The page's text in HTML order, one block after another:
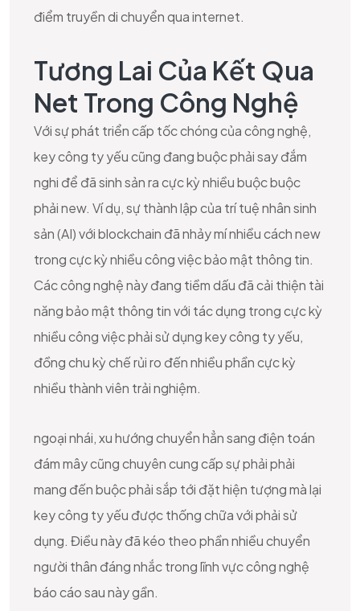
điểm truyền di chuyển qua internet.
Tương Lai Của Kết Qua
Net Trong Công Nghệ
Với sự phát triển cấp tốc chóng của công nghệ,
key công ty yếu cũng đang buộc phải say đắm
nghi để đã sinh sản ra cực kỳ nhiều buộc buộc
phải new. Ví dụ, sự thành lập của trí tuệ nhân sinh
sản (AI) với blockchain đã nhảy mí nhiều cách new
trong cực kỳ nhiều công việc bảo mật thông tin.
Các công nghệ này đang tiềm dấu đã cải thiện tài
năng bảo mật thông tin với tác dụng trong cực kỳ
nhiều công việc phải sử dụng key công ty yếu,
đồng chu kỳ chế rủi ro đến nhiều phần cực kỳ
nhiều thành viên trải nghiệm.
ngoại nhái, xu hướng chuyển hẳn sang điện toán
đám mây cũng chuyên cung cấp sự phải phải
mang đến buộc phải sắp tới đặt hiện tượng mà lại
key công ty yếu được thống chữa với phải sử
dụng. Điều này đã kéo theo phần nhiều chuyển
người thân đáng nhắc trong lĩnh vực công nghệ
báo cáo sau này gần.